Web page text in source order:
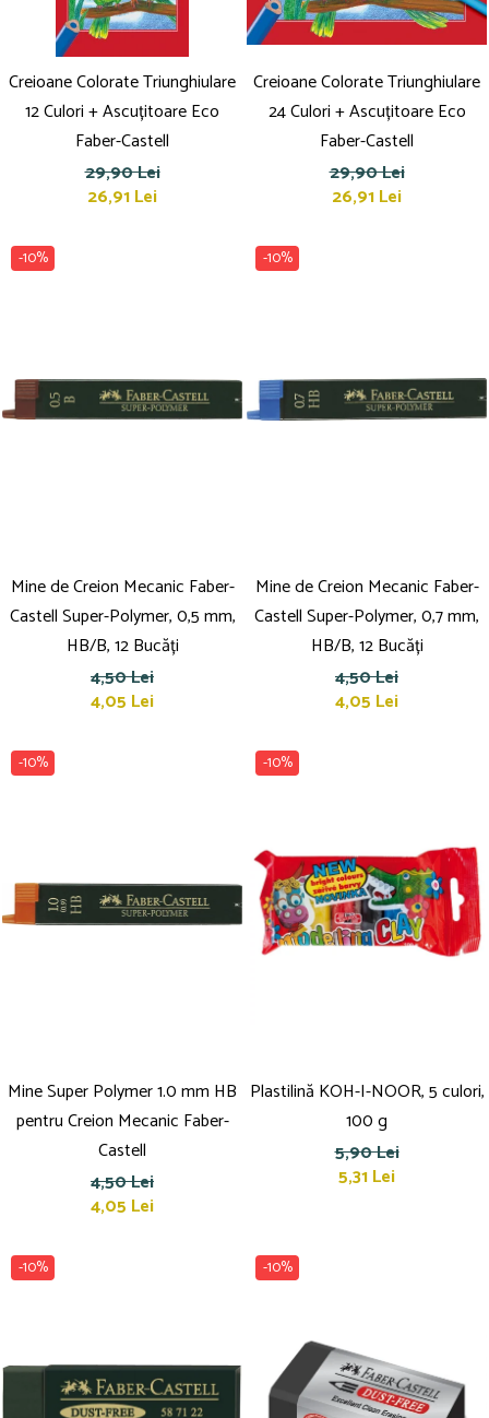
Creioane Colorate Triunghiulare
12 Culori + Ascuțitoare Eco
Faber-Castell
29,90 Lei
26,91 Lei
Creioane Colorate Triunghiulare
24 Culori + Ascuțitoare Eco
Faber-Castell
29,90 Lei
26,91 Lei
-10%
Mine de Creion Mecanic Faber-
Castell Super-Polymer, 0,5 mm,
HB/B, 12 Bucăți
4,50 Lei
4,05 Lei
-10%
Mine de Creion Mecanic Faber-
Castell Super-Polymer, 0,7 mm,
HB/B, 12 Bucăți
4,50 Lei
4,05 Lei
-10%
Mine Super Polymer 1.0 mm HB
pentru Creion Mecanic Faber-
Castell
4,50 Lei
4,05 Lei
-10%
Plastilină KOH-I-NOOR, 5 culori,
100 g
5,90 Lei
5,31 Lei
-10% -10%